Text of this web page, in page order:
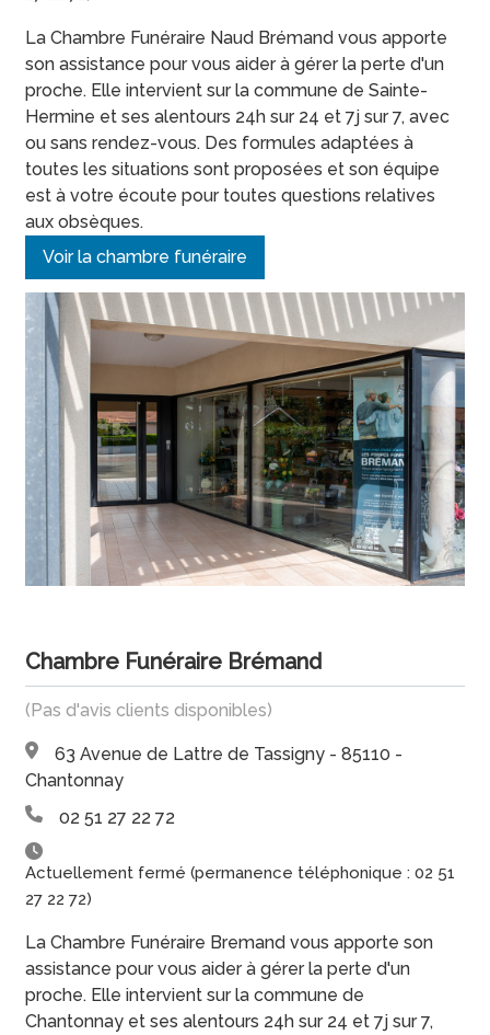
La Chambre Funéraire Naud Brémand vous apporte
son assistance pour vous aider à gérer la perte d'un
proche. Elle intervient sur la commune de Sainte-
Hermine et ses alentours 24h sur 24 et 7j sur 7, avec
ou sans rendez-vous. Des formules adaptées à
toutes les situations sont proposées et son équipe
est à votre écoute pour toutes questions relatives
aux obsèques.
Voir la chambre funéraire
Chambre Funéraire Brémand
(Pas d'avis clients disponibles)
63 Avenue de Lattre de Tassigny - 85110 -
Chantonnay
02 51 27 22 72
Actuellement fermé (permanence téléphonique : 02 51
27 22 72)
La Chambre Funéraire Bremand vous apporte son
assistance pour vous aider à gérer la perte d'un
proche. Elle intervient sur la commune de
Chantonnay et ses alentours 24h sur 24 et 7j sur 7,